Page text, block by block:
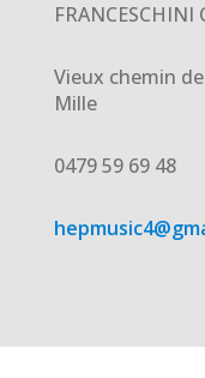
FRANCESCHINI
Vieux chemin
Mille
0479 59 69 48